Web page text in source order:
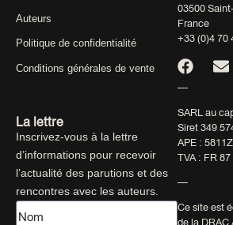
Auteurs
Politique de confidentialité
Conditions générales de vente
La lettre
Inscrivez-vous à la lettre
d’informations pour recevoir
l’actualité des parutions et des
rencontres avec les auteurs.
03500
France
+33 (0)4 70
—
SARL au
Siret 349
APE : 5811Z
TVA : FR
—
Ce site est
de la DRAC